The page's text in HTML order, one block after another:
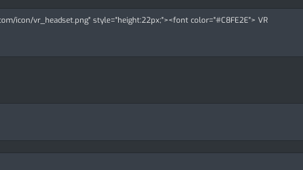
icon/vr_headset.png" style="height:22px;"><font color="#C8FE2E"> VR